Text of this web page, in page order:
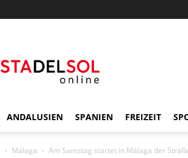
ANDALUSIEN SPANIEN FREIZEIT
Málaga Am Samstag startet in Málaga der